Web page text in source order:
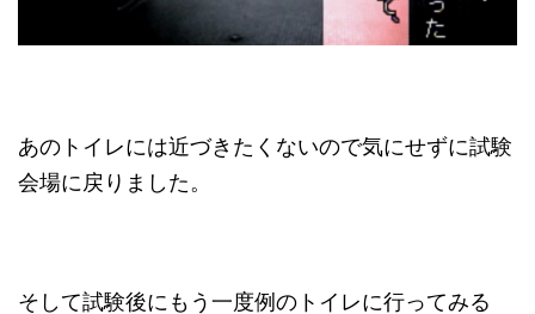
あのトイレには近づきたくないので気にせずに試験
会場に戻りました。
そして試験後にもう一度例のトイレに行ってみる